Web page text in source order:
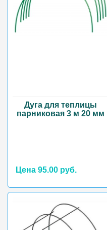
Дуга для теплицы
парниковая 3 м 20 мм
Цена 95.00 руб.